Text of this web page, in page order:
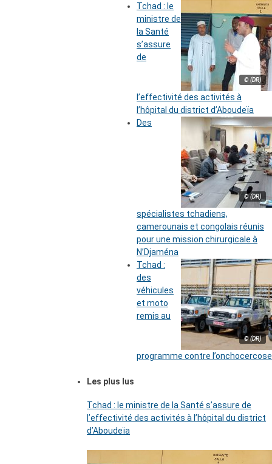
© (DR)
Tchad : le
ministre de
la Santé
s’assure
de
l’effectivité des activités à
l’hôpital du district d’Aboudeïa
© (DR)
Des
spécialistes tchadiens,
camerounais et congolais réunis
pour une mission chirurgicale à
N’Djaména
© (DR)
Tchad :
des
véhicules
et moto
remis au
programme contre l’onchocercose
Les plus lus
Tchad : le ministre de la Santé s’assure de
l’effectivité des activités à l’hôpital du district
d’Aboudeïa